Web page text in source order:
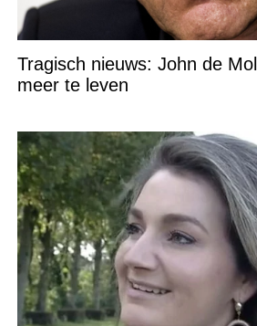
Tragisch nieuws: John de
meer te leven